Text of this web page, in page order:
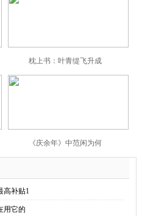
枕上书：叶青缇飞升成
《庆余年》中范闲为何
高补贴1
用它的